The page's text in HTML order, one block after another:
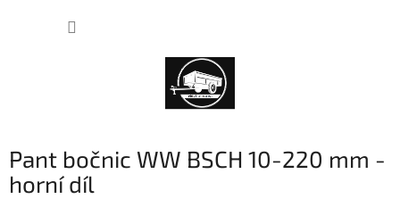
Pant bočnic WW BSCH 10-220 mm -
horní díl